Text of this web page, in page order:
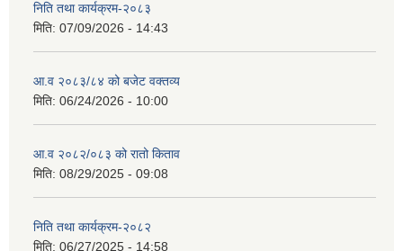
निति तथा कार्यक्रम-२०८३
मिति: 07/09/2026 - 14:43
आ.व २०८३/८४ को बजेट वक्तव्य
मिति: 06/24/2026 - 10:00
आ.व २०८२/०८३ को रातो किताव
मिति: 08/29/2025 - 09:08
निति तथा कार्यक्रम-२०८२
मिति: 06/27/2025 - 14:58